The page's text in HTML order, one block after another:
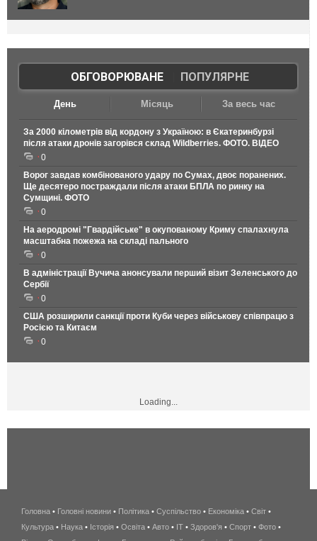
ОБГОВОРЮВАНЕ| ПОПУЛЯРНЕ
День Місяць За весь час
За 2000 кілометрів від кордону з Україною: в Єкатеринбурзі
після атаки дронів загорівся склад Wildberries. ФОТО. ВІДЕО
0
Ворог завдав комбінованого удару по Сумах, двоє поранених.
Ще десятеро постраждали після атаки БПЛА по ринку на
Сумщині. ФОТО
0
На аеродромі "Гвардійське" в окупованому Криму спалахнула
масштабна пожежа на складі пального
0
В адміністрації Вучича анонсували перший візит Зеленського до
Сербії
0
США розширили санкції проти Куби через військову співпрацю з
Росією та Китаєм
0
Loading...
беспроводной
интернет
Головна • Головні новини • Політика • Суспільство • Економіка • Світ •
Культура • Наука • Історія • Освіта • Авто • IT • Здоров'я • Спорт • Фото •